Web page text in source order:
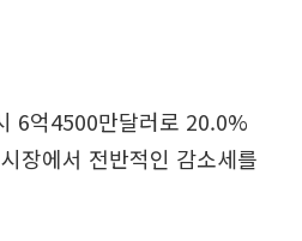
6억4500만달러로 20.0%
장에서 전반적인 감소세를